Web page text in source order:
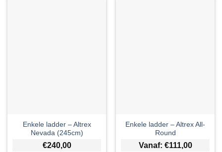
Enkele ladder – Altrex
Nevada (245cm)
€240,00
Enkele ladder – Altrex All-
Round
Vanaf: €111,00